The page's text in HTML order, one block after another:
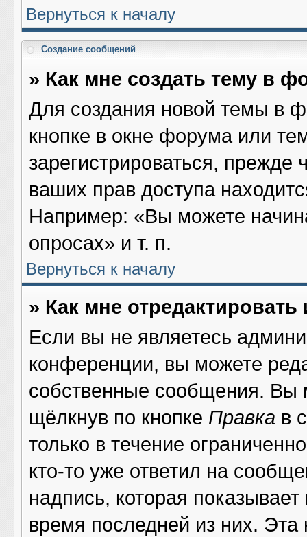
Вернуться к началу
Создание сообщений
» Как мне создать тему в
Для создания новой темы в
кнопке в окне форума или
зарегистрироваться,
ваших прав доступа
Например: «Вы можете
опросах» и т. п.
Вернуться к началу
» Как мне
Если вы не являетесь
конференции, вы можете
собственные сообщения. Вы
щёлкнув по кнопке Правка в
только в течение
кто-то уже ответил на
надпись, которая
время последней из них. Эта